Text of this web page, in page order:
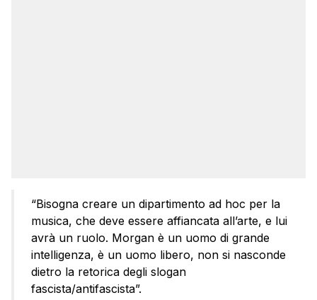
“Bisogna creare un dipartimento ad hoc per la
musica, che deve essere affiancata all’arte, e lui
avrà un ruolo. Morgan è un uomo di grande
intelligenza, è un uomo libero, non si nasconde
dietro la retorica degli slogan
fascista/antifascista”.